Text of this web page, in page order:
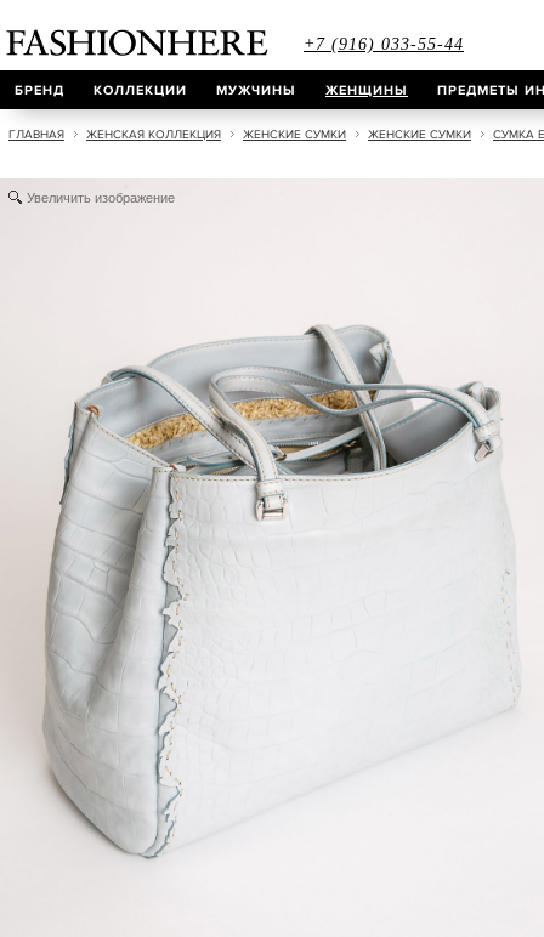
+7 (916) 033-55-44
БРЕНД КОЛЛЕКЦИИ МУЖЧИНЫ ЖЕНЩИНЫ ПРЕДМЕТЫ
ГЛАВНАЯ ЖЕНСКАЯ КОЛЛЕКЦИЯ ЖЕНСКИЕ СУМКИ ЖЕНСКИЕ СУМКИ СУМКА
Увеличить изображение